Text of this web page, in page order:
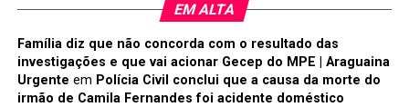
EM ALTA
Família diz que não concorda com o resultado das
investigações e que vai acionar Gecep do MPE | Araguaina
Urgente em Polícia Civil conclui que a causa da morte do
irmão de Camila Fernandes foi acidente doméstico